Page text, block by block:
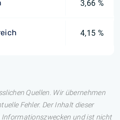
3,66 %
4,15 %
Quellen. Wir übernehmen
Fehler. Der Inhalt dieser
Informationszwecken und ist nicht